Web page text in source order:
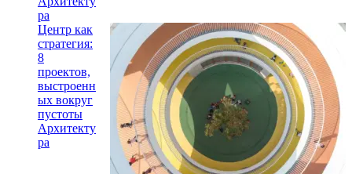
ра
Центр как
стратегия:
8
проектов,
выстроенн
ых вокруг
пустоты
Архитекту
ра